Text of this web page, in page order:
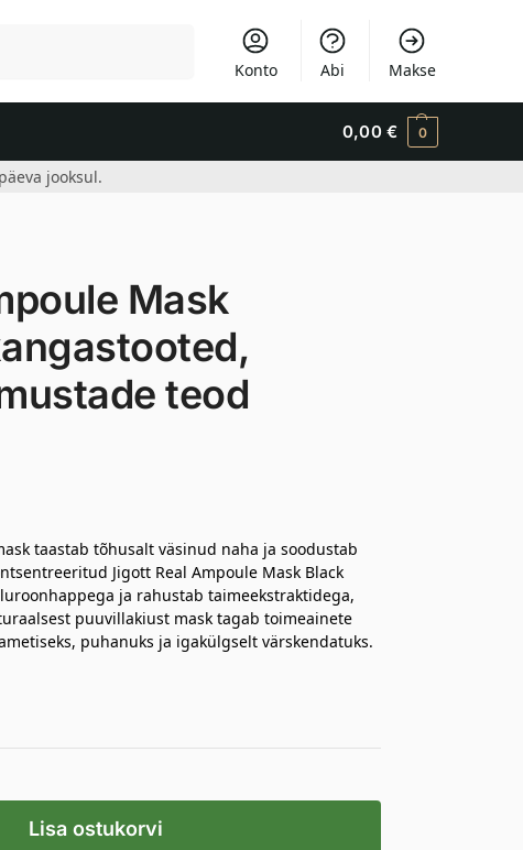
Konto Abi Makse
0,00 € 0
jooksul.
Mask
teod
taastab tõhusalt väsinud naha ja soodustab
Jigott Real Ampoule Mask Black
ja rahustab taimeekstraktidega,
puuvillakiust mask tagab toimeainete
puhanuks ja igakülgselt värskendatuks.
Lisa ostukorvi